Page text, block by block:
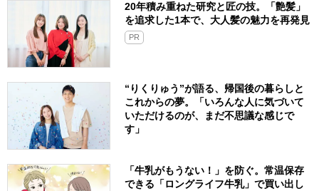
20年積み重ねた研究と匠の技。「艶髪」
を追求した1本で、大人髪の魅力を再発見
PR
“りくりゅう”が語る、帰国後の暮らしと
これからの夢。「いろんな人に気づいて
いただけるのが、まだ不思議な感じで
す」
「牛乳がもうない！」を防ぐ。常温保存
できる「ロングライフ牛乳」で買い出し